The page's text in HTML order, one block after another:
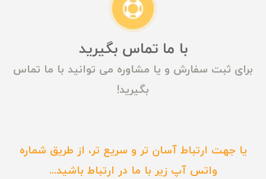
با ما تماس بگیرید
برای ثبت سفارش و یا مشاوره می توانید با ما تماس
بگیرید!
یا جهت ارتباط آسان تر و سریع تر، از طریق شماره
واتس آپ زیر با ما در ارتباط باشید...